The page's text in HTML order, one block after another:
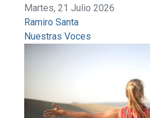
Martes, 21 Julio 2026
Ramiro Santa
Nuestras Voces